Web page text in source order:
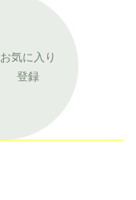
お気に入り
登録